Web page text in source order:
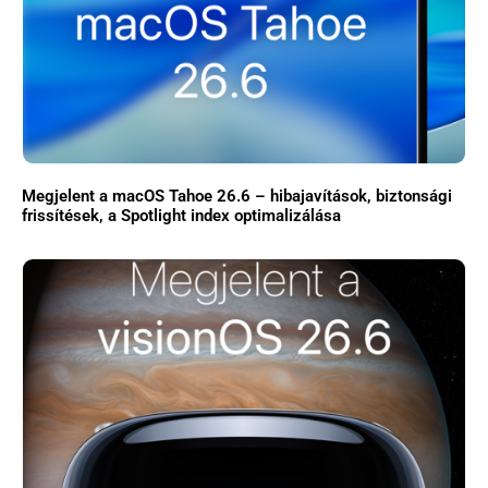
Megjelent a macOS Tahoe 26.6 – hibajavítások, biztonsági
frissítések, a Spotlight index optimalizálása